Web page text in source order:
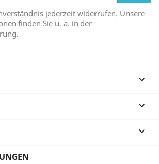
jederzeit widerrufen. Unsere
finden Sie u. a. in der


